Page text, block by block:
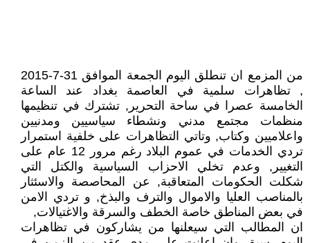
من المزمع ان تنطلق اليوم الجمعة الموافق 31-7-2015
, تظاهرات سلمية في العاصمة بغداد عند الساعة
الخامسة عصرا في ساحة التحرير, تشترك في تنظيمها
منظمات مجتمع مدني ونشطاء سياسيين ومدنيين
واعلاميين وكتاب, وتاتي التظاهرات على خلفية استمرار
تردي الخدمات في عموم البلاد رغم مرور 12 عام على
التغيير, وعدم تخلي الاحزاب السياسية والكتل التي
شكلت الحكومات المتعاقبة, عن المحاصصة والاسئثار
بالمناصب العليا والاموال والترف والبذخ, و تردي الامن
في بعض المناطق خاصة الخطف والسرقة والاغتيالات,
ان المطالب التي سيعلنها من يشاركون في تظاهرات